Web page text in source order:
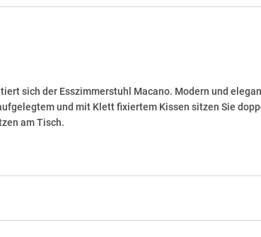
sich der Esszimmerstuhl Macano. Modern und
und mit Klett fixiertem Kissen sitzen Sie
am Tisch.